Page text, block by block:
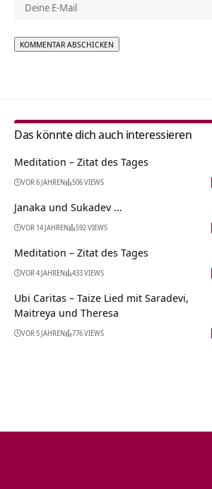
Das könnte dich auch interessieren
Meditation – Zitat des Tages
VOR 6 JAHREN 506 VIEWS
Janaka und Sukadev …
VOR 14 JAHREN 592 VIEWS
Meditation – Zitat des Tages
VOR 4 JAHREN 433 VIEWS
Ubi Caritas – Taize Lied mit Saradevi,
Maitreya und Theresa
VOR 5 JAHREN 776 VIEWS